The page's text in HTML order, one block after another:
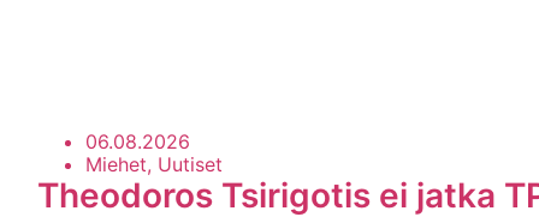
06.08.2026
Miehet, Uutiset
Theodoros Tsirigotis ei jatka